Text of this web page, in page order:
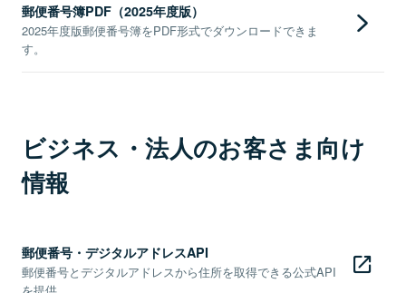
郵便番号簿PDF（2025年度版）
2025年度版郵便番号簿をPDF形式でダウンロードできま
す。
ビジネス・法人のお客さま向け
情報
郵便番号・デジタルアドレスAPI
郵便番号とデジタルアドレスから住所を取得できる公式API